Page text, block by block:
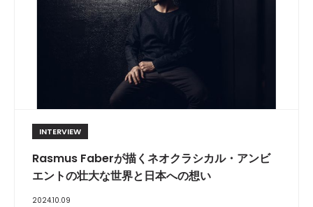
INTERVIEW
Rasmus Faberが描くネオクラシカル・アンビ
エントの壮大な世界と日本への想い
2024.10.09